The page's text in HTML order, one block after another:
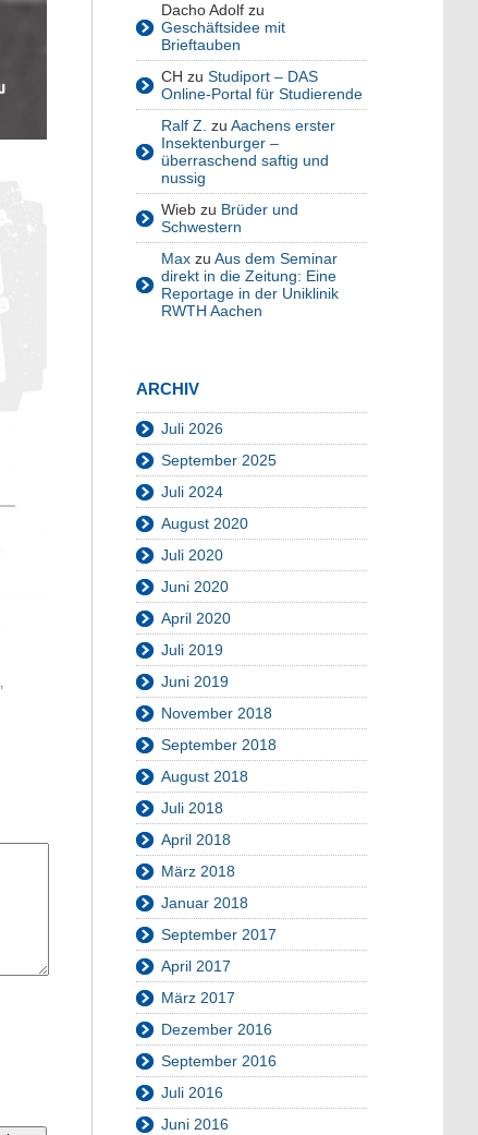
,
Dacho Adolf zu
Geschäftsidee mit
Brieftauben
CH zu Studiport – DAS
Online-Portal für Studierende
Ralf Z. zu Aachens erster
Insektenburger –
überraschend saftig und
nussig
Wieb zu Brüder und
Schwestern
Max zu Aus dem Seminar
direkt in die Zeitung: Eine
Reportage in der Uniklinik
RWTH Aachen
ARCHIV
Juli 2026
September 2025
Juli 2024
August 2020
Juli 2020
Juni 2020
April 2020
Juli 2019
Juni 2019
November 2018
September 2018
August 2018
Juli 2018
April 2018
März 2018
Januar 2018
September 2017
April 2017
März 2017
Dezember 2016
September 2016
Juli 2016
Juni 2016